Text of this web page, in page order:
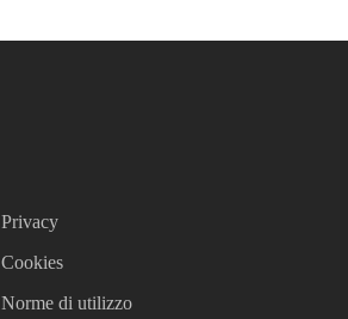
Privacy
Cookies
Norme di utilizzo